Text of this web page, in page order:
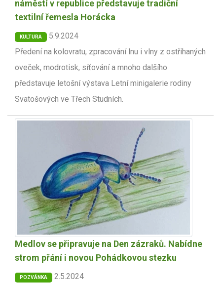
náměstí v republice představuje tradiční
textilní řemesla Horácka
KULTURA
5.9.2024
Předení na kolovratu, zpracování lnu i vlny z ostříhaných
oveček, modrotisk, síťování a mnoho dalšího
představuje letošní výstava Letní minigalerie rodiny
Svatošových ve Třech Studních.
Medlov se připravuje na Den zázraků. Nabídne
strom přání i novou Pohádkovou stezku
POZVÁNKA
2.5.2024